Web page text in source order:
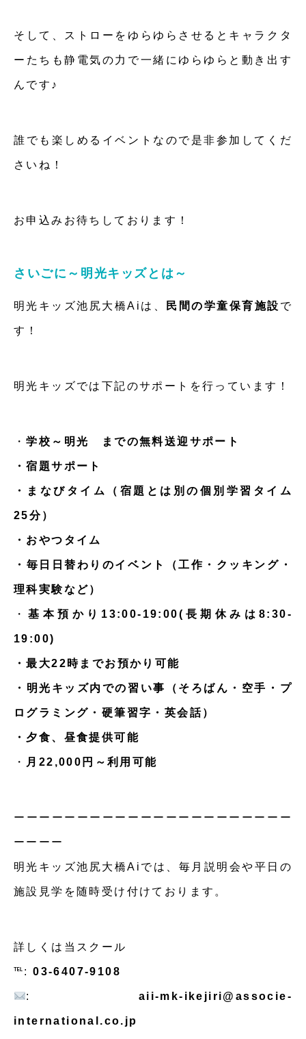
そして、ストローをゆらゆらさせるとキャラクタ
ーたちも静電気の力で一緒にゆらゆらと動き出す
んです♪
誰でも楽しめるイベントなので是非参加してくだ
さいね！
お申込みお待ちしております！
さいごに～明光キッズとは～
明光キッズ池尻大橋Aiは、 民間の学童保育施設 で
す！
明光キッズでは下記のサポートを行っています！
・学校～明光 までの無料送迎サポート
・宿題サポート
・まなびタイム（宿題とは別の個別学習タイム
25分）
・おやつタイム
・毎日日替わりのイベント（工作・クッキング・
理科実験など）
・基本預かり13:00-19:00(長期休みは8:30-
19:00)
・最大22時までお預かり可能
・明光キッズ内での習い事（そろばん・空手・プ
ログラミング・硬筆習字・英会話）
・夕食、昼食提供可能
・ 月22,000円～利用可能
ーーーーーーーーーーーーーーーーーーーーーー
ーーーー
明光キッズ池尻大橋Aiでは、毎月説明会や平日の
施設見学を随時受け付けております。
詳しくは当スクール
℡:03-6407-9108
: aii-mk-ikejiri@associe-
international.co.jp